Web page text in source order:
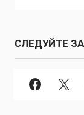
СЛЕДУЙТЕ